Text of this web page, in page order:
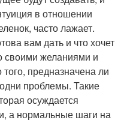
в отношении
часто лажает.
вам дать и что хочет
своими желаниями и
предназначена ли
проблемы. Такие
осуждается
а нормальные шаги на